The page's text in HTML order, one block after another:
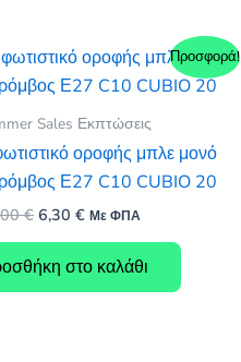
Προσφορά!
Sales Εκπτώσεις
οροφής μπλε μονό
Ε27 C10 CUBIO 20
€ Original
was:
9,00 €.
6,30 €Η
είναι:
6,30 €.
Με ΦΠΑ
στο καλάθι